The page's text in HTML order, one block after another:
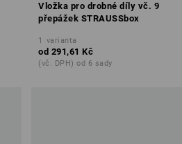
Vložka pro drobné díly vč. 9
přepážek STRAUSSbox
1 varianta
od 291,61 Kč
(vč. DPH) od 6 sady